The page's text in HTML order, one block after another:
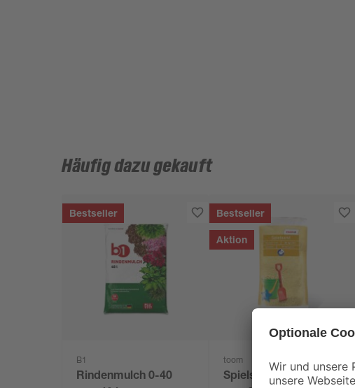
Häufig dazu gekauft
Bestseller
B1
Rindenmulch 0-40
Bestseller
Aktion
toom
Spielsand beige 0-2